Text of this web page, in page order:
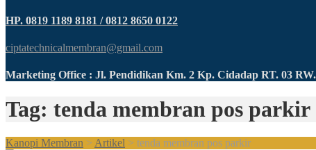
HP. 0819 1189 8181 / 0812 8650 0122
ciptatechnicalmembran@gmail.com
Marketing Office : Jl. Pendidikan Km. 2 Kp. Cidadap RT. 03
Tag: tenda membran pos parkir
Kanopi Membran > Artikel > tenda membran pos parkir